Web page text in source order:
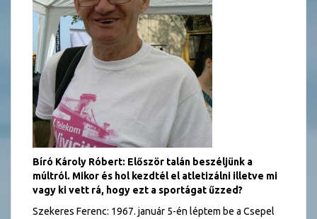
Bíró Károly Róbert: Először talán beszéljünk a
múltról. Mikor és hol kezdtél el atletizálni illetve mi
vagy ki vett rá, hogy ezt a sportágat űzzed?
Szekeres Ferenc: 1967. január 5-én léptem be a Csepel